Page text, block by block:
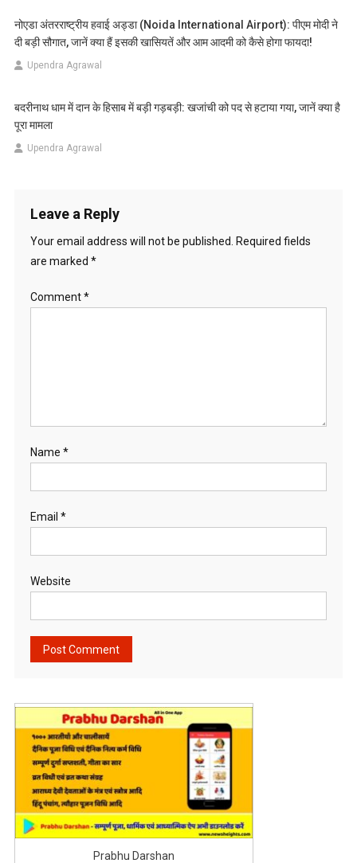
नोएडा अंतरराष्ट्रीय हवाई अड्डा (Noida International Airport): पीएम मोदी ने
दी बड़ी सौगात, जानें क्या हैं इसकी खासियतें और आम आदमी को कैसे होगा फायदा!
Upendra Agrawal
बदरीनाथ धाम में दान के हिसाब में बड़ी गड़बड़ी: खजांची को पद से हटाया गया, जानें क्या है
पूरा मामला
Upendra Agrawal
Leave a Reply
Your email address will not be published.
Required fields
are marked *
Comment*
Name *
Email *
Website
Prabhu Darshan